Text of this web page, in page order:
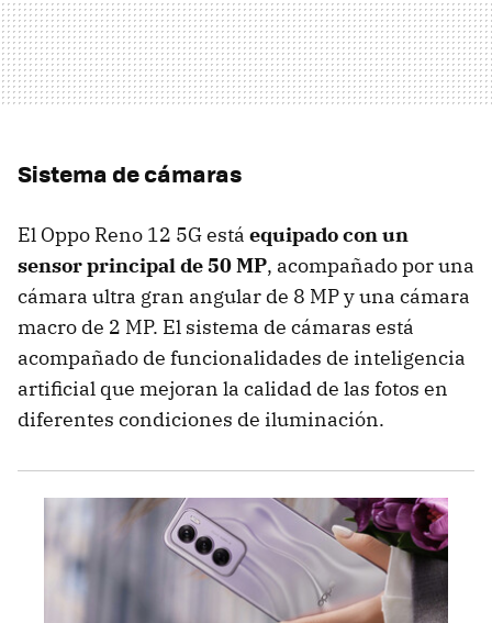
Sistema de cámaras
El Oppo Reno 12 5G está equipado con un
sensor principal de 50 MP, acompañado por una
cámara ultra gran angular de 8 MP y una cámara
macro de 2 MP. El sistema de cámaras está
acompañado de funcionalidades de inteligencia
artificial que mejoran la calidad de las fotos en
diferentes condiciones de iluminación.